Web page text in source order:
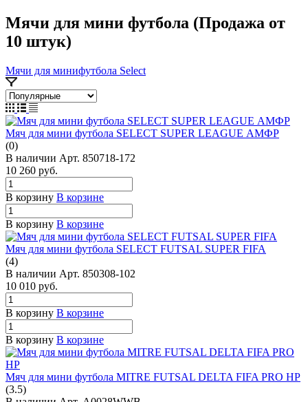
Мячи для мини футбола (Продажа от
10 штук)
Мячи для минифутбола Select
Мяч для мини футбола SELECT SUPER LEAGUE АМФР
(0)
В наличии Арт. 850718-172
10 260 руб.
В корзину В корзине
В корзину В корзине
Мяч для мини футбола SELECT FUTSAL SUPER FIFA
(4)
В наличии Арт. 850308-102
10 010 руб.
В корзину В корзине
В корзину В корзине
Мяч для мини футбола MITRE FUTSAL DELTA FIFA PRO HP
(3.5)